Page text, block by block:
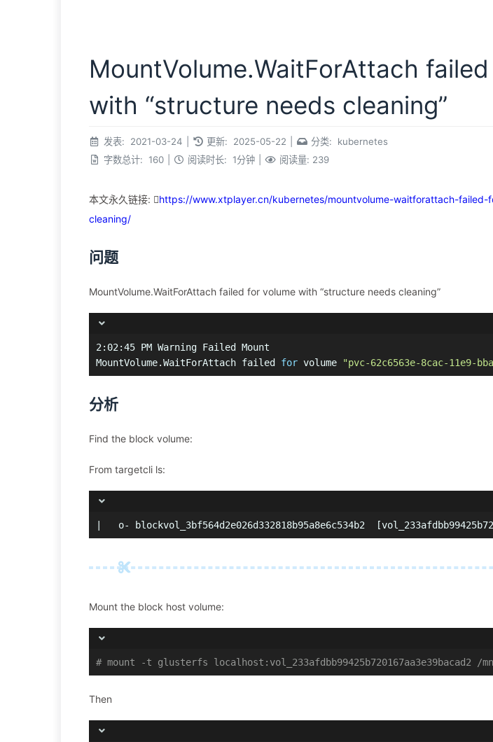
MountVolume.WaitForAttach
with “structure needs cleaning”
发表: 2021-03-24 更新: 2025-05-22 分类:
kubernetes
字数总计: 160 阅读时长: 1分钟 阅读量: 239
本文永久链接:
https://www.xtplayer.cn/kubernetes/mountvolume-waitforattach-
cleaning/
问题
MountVolume.WaitForAttach failed for volume with “structure needs cleaning”
2:02:45 PM Warning Failed Mount
MountVolume.WaitForAttach failed for volume "pvc-62c6563e-8cac-11e9-
分析
Find the block volume:
From targetcli ls:
|   o- blockvol_3bf564d2e026d332818b95a8e6c534b2
Mount the block host volume:
# mount -t glusterfs localhost:vol_233afdbb99425b720167aa3e39bacad2 /
Then